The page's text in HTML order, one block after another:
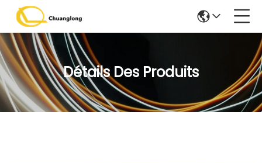
Détails Des Produits